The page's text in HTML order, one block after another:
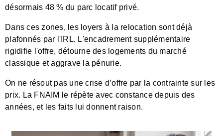
désormais 48 % du parc locatif privé.
Dans ces zones, les loyers à la relocation sont déjà
plafonnés par l'IRL. L'encadrement supplémentaire
rigidifie l'offre, détourne des logements du marché
classique et aggrave la pénurie.
On ne résout pas une crise d’offre par la contrainte sur les
prix. La FNAIM le répète avec constance depuis des
années, et les faits lui donnent raison.